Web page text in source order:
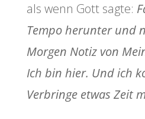
als wenn Gott sagte:
Tempo herunter und
Morgen Notiz von
Ich bin hier. Und ich
Verbringe etwas Zeit